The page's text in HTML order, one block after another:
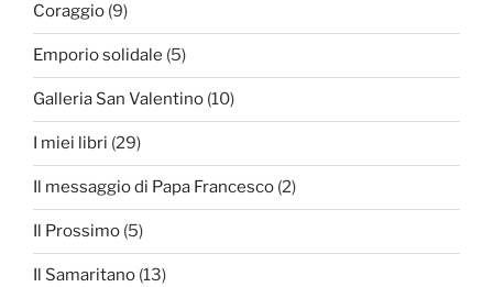
Coraggio (9)
Emporio solidale (5)
Galleria San Valentino (10)
I miei libri (29)
Il messaggio di Papa Francesco (2)
Il Prossimo (5)
Il Samaritano (13)